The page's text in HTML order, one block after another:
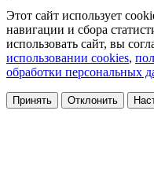
Этот сайт использует
навигации и сбора
использовать сайт, вы
использовании cookies,
обработки персональных
Принять Отклонить